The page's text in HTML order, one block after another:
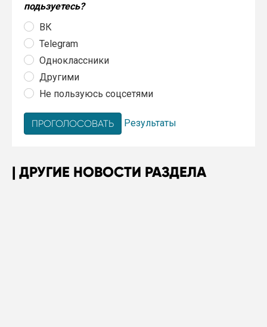
подьзуетесь?
ВК
Telegram
Одноклассники
Другими
Не пользуюсь соцсетями
Результаты
ДРУГИЕ НОВОСТИ РАЗДЕЛА